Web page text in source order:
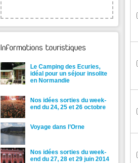
Informations touristiques
Le Camping des Ecuries,
idéal pour un séjour insolite
en Normandie
Nos idées sorties du week-
end du 24, 25 et 26 octobre
Voyage dans l’Orne
Nos idées sorties du week-
end du 27, 28 et 29 juin 2014